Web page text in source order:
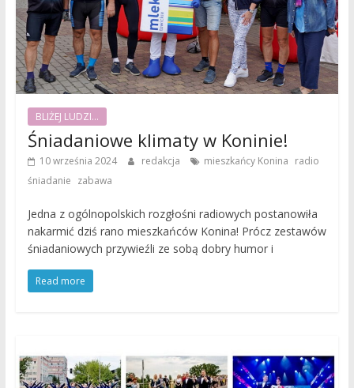
BLIŻEJ LUDZI...
Śniadaniowe klimaty w Koninie!
10 września 2024 redakcja mieszkańcy Konina radio
śniadanie zabawa
Jedna z ogólnopolskich rozgłośni radiowych postanowiła
nakarmić dziś rano mieszkańców Konina! Prócz zestawów
śniadaniowych przywieźli ze sobą dobry humor i
Read more